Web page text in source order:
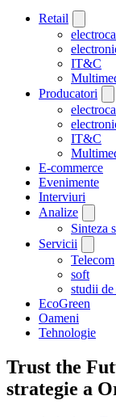
Retail
IT&C
Producatori
IT&C
E-commerce
Evenimente
Interviuri
Analize
Sinteza
Servicii
Telecom
soft
studii de
EcoGreen
Oameni
Tehnologie
Trust the
strategie a